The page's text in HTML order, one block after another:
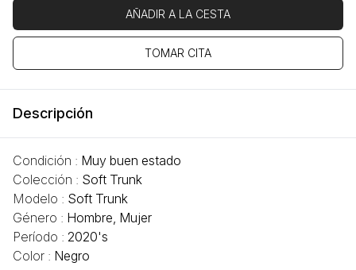
AÑADIR A LA CESTA
TOMAR CITA
Descripción
Condición : Muy buen estado
Colección : Soft Trunk
Modelo : Soft Trunk
Género : Hombre, Mujer
Período : 2020's
Color : Negro